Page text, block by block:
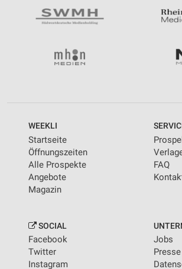
WEEKLI
Startseite
Öffnungszeiten
Alle Prospekte
Angebote
Magazin
FAQ
SOCIAL
Facebook
Twitter
Instagram
Jobs
Presse